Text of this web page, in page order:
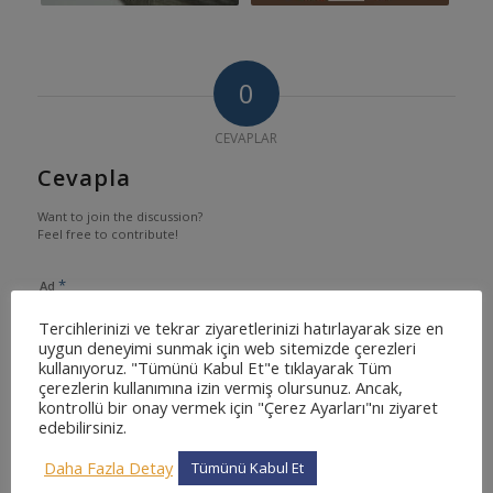
0
CEVAPLAR
Cevapla
Want to join the discussion?
Feel free to contribute!
Ad *
E-posta*
Tercihlerinizi ve tekrar ziyaretlerinizi hatırlayarak size en
uygun deneyimi sunmak için web sitemizde çerezleri
kullanıyoruz. "Tümünü Kabul Et"e tıklayarak Tüm
çerezlerin kullanımına izin vermiş olursunuz. Ancak,
kontrollü bir onay vermek için "Çerez Ayarları"nı ziyaret
edebilirsiniz.
Daha Fazla Detay
Tümünü Kabul Et